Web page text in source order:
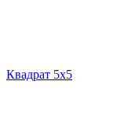
Квадрат 5х5